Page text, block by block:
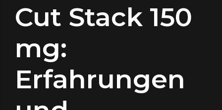
Cut Stack 150
mg:
Erfahrungen